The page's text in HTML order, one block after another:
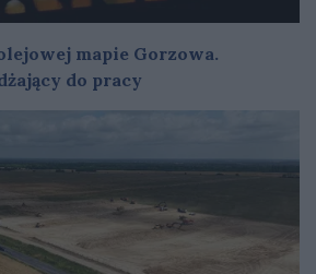
mapie Gorzowa.
do pracy